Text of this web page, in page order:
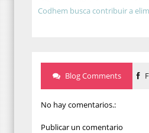
Codhem busca contribuir a
Blog Comments
No hay comentarios.:
Publicar un comentario